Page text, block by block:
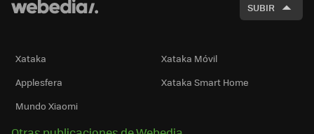
SUBIR
Xataka
Xataka Móvil
Applesfera
Xataka Smart Home
Mundo Xiaomi